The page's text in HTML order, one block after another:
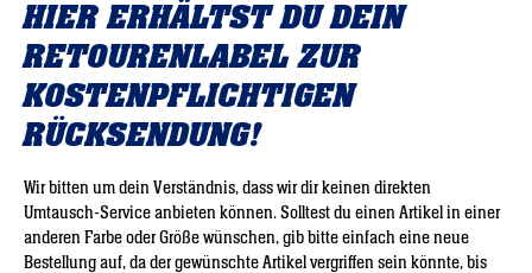
HIER ERHÄLTST DU DEIN
RETOURENLABEL ZUR
KOSTENPFLICHTIGEN
RÜCKSENDUNG!
Wir bitten um dein Verständnis, dass wir dir keinen direkten
Umtausch-Service anbieten können. Solltest du einen Artikel in einer
anderen Farbe oder Größe wünschen, gib bitte einfach eine neue
Bestellung auf, da der gewünschte Artikel vergriffen sein könnte, bis